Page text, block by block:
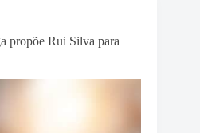
propõe Rui Silva para